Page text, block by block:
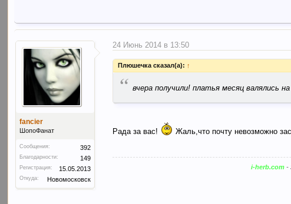
fancier
ШопоФанат
Сообщения: 392
Благодарности: 149
Регистрация: 15.05.2013
Откуда: Новомосковск
24 Июнь 2014 в 13:50
Плюшечка сказал(а): ↑
“ вчера получили! платья месяц валялись
Рада за вас! Жаль,что почту невозможно
i-herb.com -